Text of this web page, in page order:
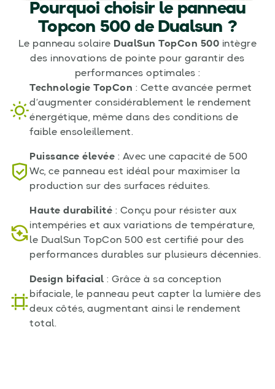
Pourquoi choisir le panneau
Topcon 500 de Dualsun ?
Le panneau solaire DualSun TopCon 500 intègre
des innovations de pointe pour garantir des
performances optimales :
Technologie TopCon : Cette avancée permet
d’augmenter considérablement le rendement
énergétique, même dans des conditions de
faible ensoleillement.
Puissance élevée : Avec une capacité de 500
Wc, ce panneau est idéal pour maximiser la
production sur des surfaces réduites.
Haute durabilité : Conçu pour résister aux
intempéries et aux variations de température,
le DualSun TopCon 500 est certifié pour des
performances durables sur plusieurs décennies.
Design bifacial : Grâce à sa conception
bifaciale, le panneau peut capter la lumière des
deux côtés, augmentant ainsi le rendement
total.